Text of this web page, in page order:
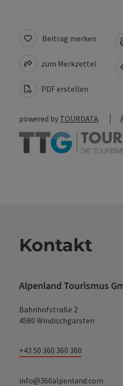
Beitrag merken
zum Merkzettel
PDF erstellen
powered by TOURDATA
Kontakt
Alpenland Tourismus
Bahnhofstraße 2
4580 Windischgarsten
+43 50 360 360 360
info@360alpenland.com